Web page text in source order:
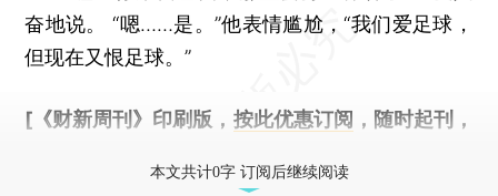
奋地说。 “嗯……是。”他表情尴尬，“我们爱足球，
但现在又恨足球。”
[《财新周刊》印刷版， 按此优惠订阅 ，随时起刊，
本文共计0字 订阅后继续阅读